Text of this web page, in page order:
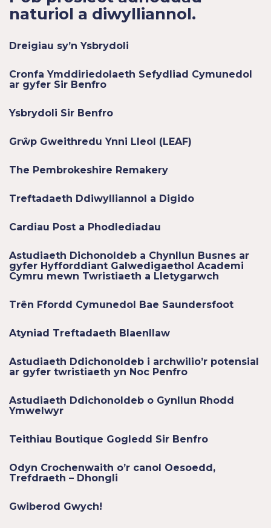
naturiol a diwylliannol.
Dreigiau sy’n Ysbrydoli
Cronfa Ymddiriedolaeth Sefydliad Cymunedol
ar gyfer Sir Benfro
Ysbrydoli Sir Benfro
Grŵp Gweithredu Ynni Lleol (LEAF)
The Pembrokeshire Remakery
Treftadaeth Ddiwylliannol a Digido
Cardiau Post a Phodlediadau
Astudiaeth Dichonoldeb a Chynllun Busnes ar
gyfer Hyfforddiant Galwedigaethol Academi
Cymru mewn Twristiaeth a Lletygarwch
Trên Ffordd Cymunedol Bae Saundersfoot
Atyniad Treftadaeth Blaenllaw
Astudiaeth Ddichonoldeb i archwilio’r potensial
ar gyfer twristiaeth yn Noc Penfro
Astudiaeth Ddichonoldeb o Gynllun Rhodd
Ymwelwyr
Teithiau Boutique Gogledd Sir Benfro
Odyn Crochenwaith o’r canol Oesoedd,
Trefdraeth – Dhongli
Gwiberod Gwych!